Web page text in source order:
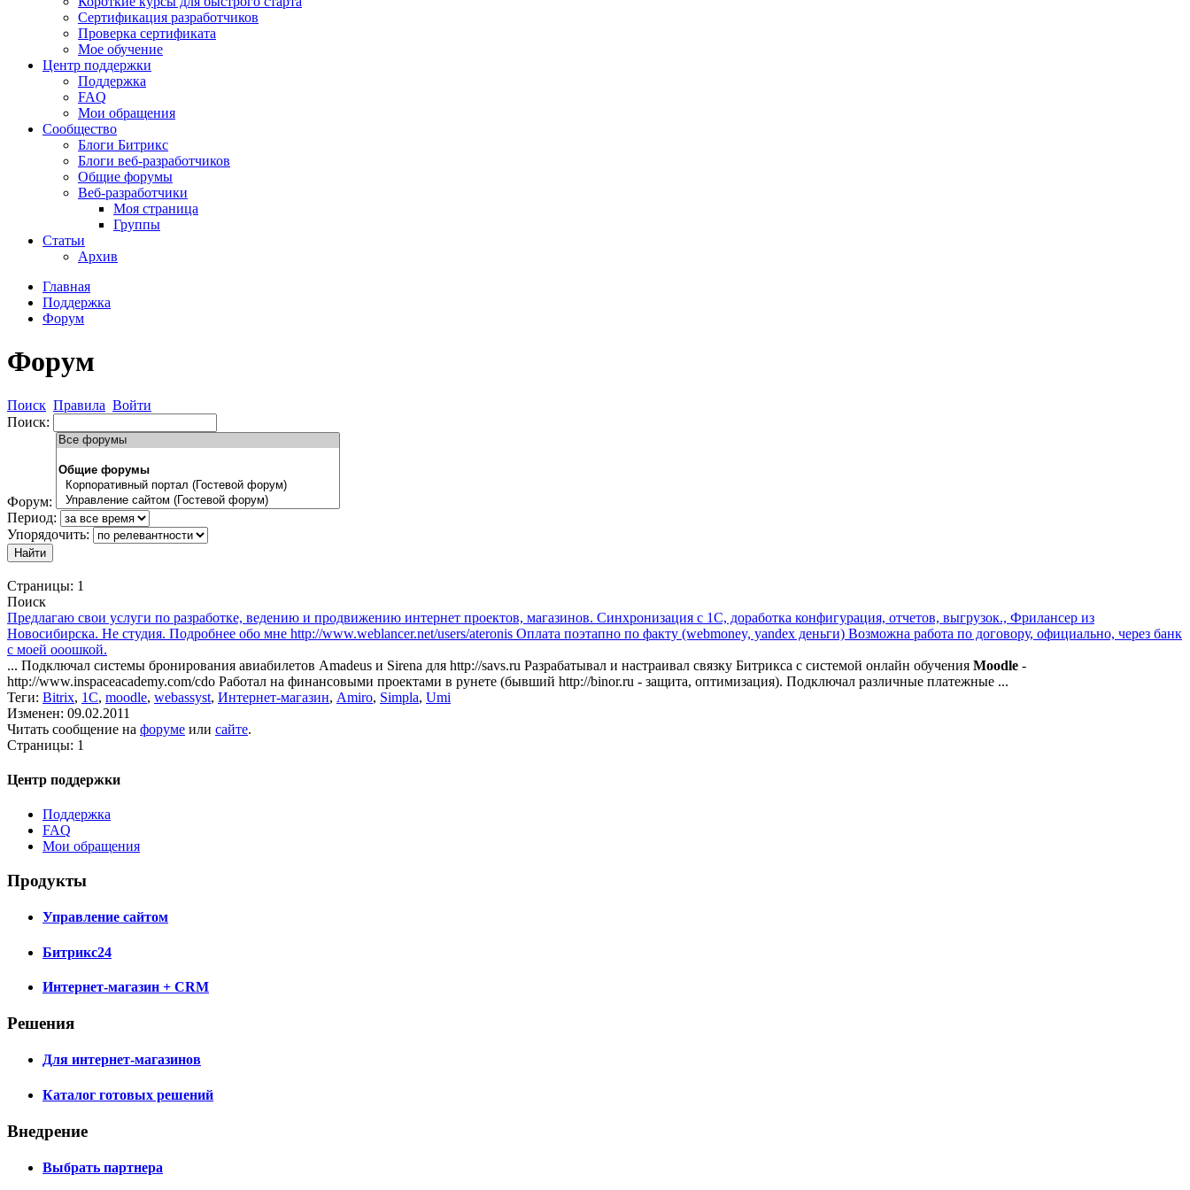
Сертификация разработчиков
Проверка сертификата
Мое обучение
Центр поддержки
Поддержка
FAQ
Мои обращения
Сообщество
Блоги Битрикс
Блоги веб-разработчиков
Общие форумы
Веб-разработчики
Моя страница
Группы
Статьи
Архив
Главная
Поддержка
Форум
Форум
Поиск Правила Войти
Поиск:
Форум:
Период:
Упорядочить:
Страницы: 1
Поиск
Предлагаю свои услуги по разработке, ведению и продвижению интернет проектов, магазинов. Синхронизация с 1C, доработка конфигурация, отчетов, выгрузок., Фрилансер из
Новосибирска. Не студия. Подробнее обо мне http://www.weblancer.net/users/ateronis Оплата поэтапно по факту (webmoney, yandex деньги) Возможна работа по договору, официально, через банк
с моей ооошкой.
... Подключал системы бронирования авиабилетов Amadeus и Sirena для http://savs.ru Разрабатывал и настраивал связку Битрикса с системой онлайн обучения Moodle -
http://www.inspaceacademy.com/cdo Работал на финансовыми проектами в рунете (бывший http://binor.ru - защита, оптимизация). Подключал различные платежные ...
Теги: Bitrix, 1C, moodle, webassyst, Интернет-магазин, Amiro, Simpla, Umi
Изменен: 09.02.2011
Читать сообщение на форуме или сайте.
Страницы: 1
Центр поддержки
Поддержка
FAQ
Мои обращения
Продукты
Управление сайтом
Битрикс24
Интернет-магазин + CRM
Решения
Для интернет-магазинов
Каталог готовых решений
Внедрение
Выбрать партнера